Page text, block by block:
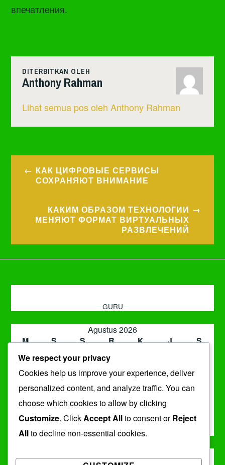
впечатления.
DITERBITKAN OLEH
Anthony Rahman
Lihat semua pos oleh Anthony Rahman
Navigasi
КАК ЦИФРОВЫЕ СЕРВИСЫ
СОХРАНЯЮТ ВНИМАНИЕ
КАКИМ ОБРАЗОМ ТЕХНОЛОГИИ
МЕНЯЮТ ФОРМАТ ВИРТУАЛЬНЫХ
РАЗВЛЕЧЕНИЙ
GURU
Agustus 2026
M
S S R K J
S
2
3 4 5
9
10 11 12 13 14
15
16
17 18 19 20 21
30
31
« Jul
We respect your privacy
Cookies help us improve your experience, deliver
personalized content, and analyze traffic. You can
choose which cookies to allow by clicking
Customize. ClickAccept Allto consent orReject
Allto decline non-essential cookies.